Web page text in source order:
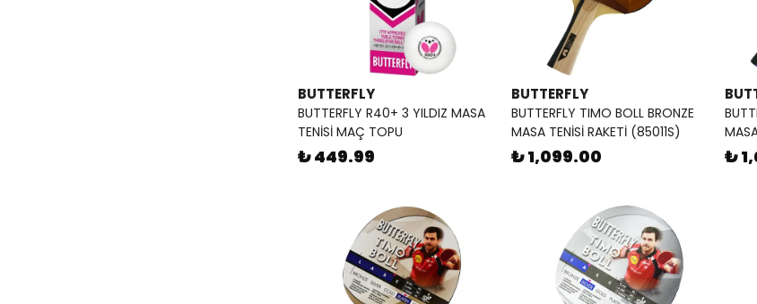
BUTTERFLY
BUTTERFLY R40+ 3 YILDIZ MASA
TENİSİ MAÇ TOPU
₺ 449.99
BUTTERFLY
BUTTERFLY TIMO BOLL BRONZE
MASA TENİSİ RAKETİ (85011S)
₺ 1,099.00 ₺